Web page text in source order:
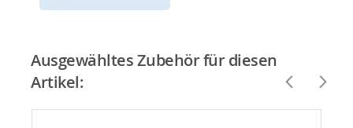
Ausgewähltes Zubehör für diesen
Artikel: